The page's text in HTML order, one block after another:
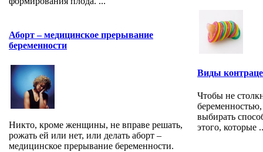
Аборт – медицинское прерывание
беременности
Никто, кроме женщины, не вправе решать,
рожать ей или нет, или делать аборт –
медицинское прерывание беременности.
Виды
Чтобы не
выбирать
этого, которые